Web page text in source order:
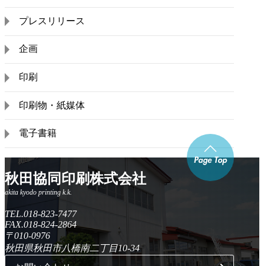
プレスリリース
企画
印刷
印刷物・紙媒体
電子書籍
秋田協同印刷株式会社
TEL.018-823-7477
FAX.018-824-2864
〒010-0976
秋田県秋田市八橋南二丁目10-34